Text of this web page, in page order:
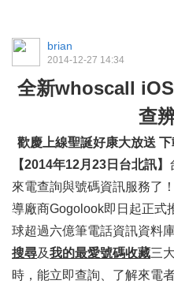
brian
2014-12-27 14:34
全新whoscall
查
歡慶上線聖誕好康大放送
【2014年12月23日台北訊】
來電查詢與號碼資訊服務了
導廠商Gogolook即日起正式
球超過六億筆電話資訊資料
搜尋及我的最愛號碼收藏三
時，能立即查詢、了解來電